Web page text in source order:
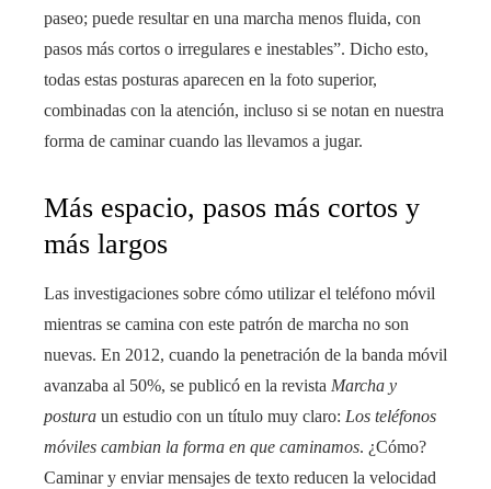
paseo; puede resultar en una marcha menos fluida, con
pasos más cortos o irregulares e inestables”. Dicho esto,
todas estas posturas aparecen en la foto superior,
combinadas con la atención, incluso si se notan en nuestra
forma de caminar cuando las llevamos a jugar.
Más espacio, pasos más cortos y
más largos
Las investigaciones sobre cómo utilizar el teléfono móvil
mientras se camina con este patrón de marcha no son
nuevas. En 2012, cuando la penetración de la banda móvil
avanzaba al 50%, se publicó en la revista Marcha y
postura un estudio con un título muy claro: Los teléfonos
móviles cambian la forma en que caminamos. ¿Cómo?
Caminar y enviar mensajes de texto reducen la velocidad